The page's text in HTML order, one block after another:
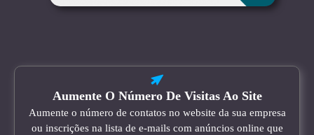
Aumente O Número De Visitas Ao Site
Aumente o número de contatos no website da sua empresa
ou inscrições na lista de e-mails com anúncios online que